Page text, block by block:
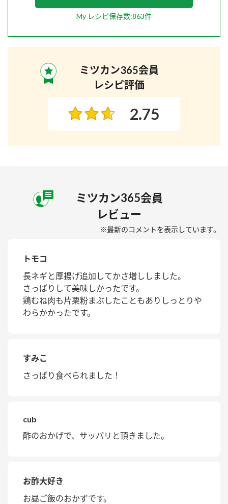
My レシピ保存数:863件
ミツカン365会員
レシピ評価
2.75
ミツカン365会員
レビュー
※最新のコメントを表示しています。
トモコ
長ネギと厚揚げ追加してかさ増ししました。
さっぱりして美味しかったです。
鶏むね肉も片栗粉まぶしたこともありしっとりや
わらかかったです。
すみこ
さっぱり食べられました！
cub
酢のおかげで、サッパリと頂きました。
お酢大好き
お昼ご飯のおかずです。